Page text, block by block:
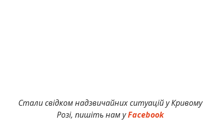
Стали свідком надзвичайних ситуацій у Кривому
Розі, пишіть нам уFacebook